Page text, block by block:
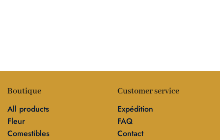
Boutique
All products
Fleur
Comestibles
Customer service
Expédition
FAQ
Contact